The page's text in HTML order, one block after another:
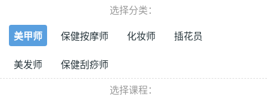
选择分类：
美甲师
保健按摩师 化妆师 插花员
美发师
保健刮痧师
选择课程：